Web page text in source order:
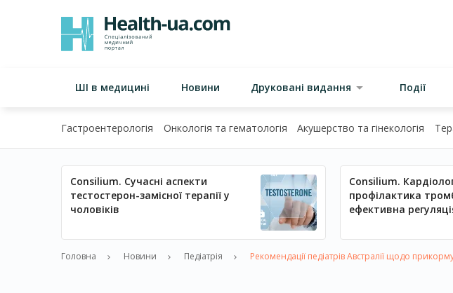
ШІ в медицині Новини Друковані видання Події
Гастроентерологія Онкологія та гематологія Акушерство та гінекологія
Consilium. Сучасні аспекти
тестостерон-замісної терапії у
чоловіків
Consilium.
профілактика
ефективна
Головна Новини Педіатрія Рекомендації педіатрів Австралії щодо